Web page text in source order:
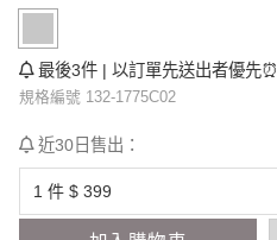
最後3件 | 以訂單先送出者優先⏰
規格編號 132-1775C02
近30日售出：